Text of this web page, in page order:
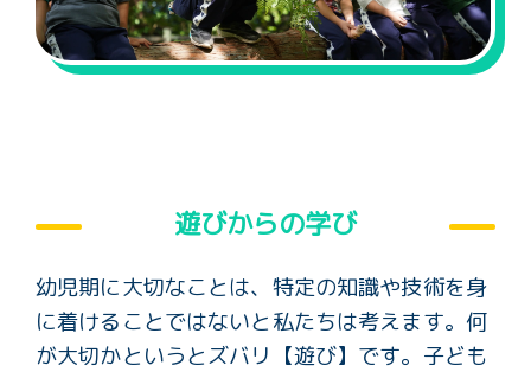
遊びからの学び
幼児期に大切なことは、特定の知識や技術を身
に着けることではないと私たちは考えます。何
が大切かというとズバリ【遊び】です。子ども